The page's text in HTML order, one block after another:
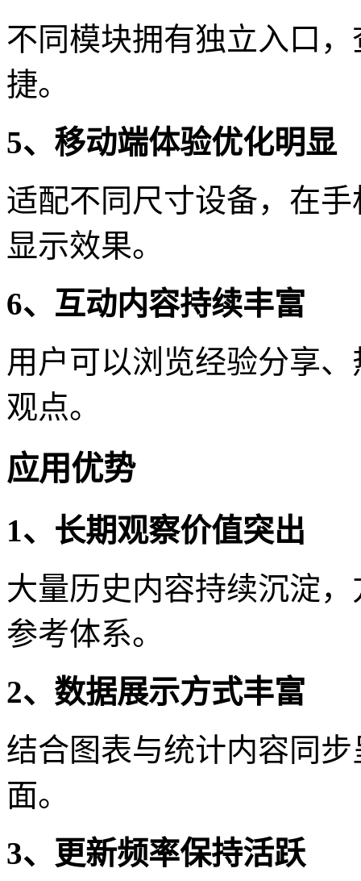
不同模块拥有独立入口
捷。
5、移动端体验优化明显
适配不同尺寸设备，在
显示效果。
6、互动内容持续丰富
用户可以浏览经验分享
观点。
应用优势
1、长期观察价值突出
大量历史内容持续沉淀
参考体系。
2、数据展示方式丰富
结合图表与统计内容同
面。
3、更新频率保持活跃